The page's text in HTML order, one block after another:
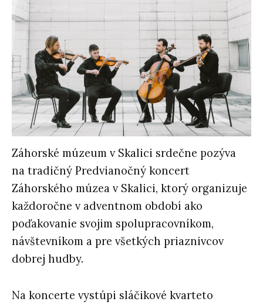
Záhorské múzeum v Skalici srdečne pozýva
na tradičný Predvianočný koncert
Záhorského múzea v Skalici, ktorý organizuje
každoročne v adventnom období ako
poďakovanie svojim spolupracovníkom,
návštevníkom a pre všetkých priaznivcov
dobrej hudby.
Na koncerte vystúpi sláčikové kvarteto